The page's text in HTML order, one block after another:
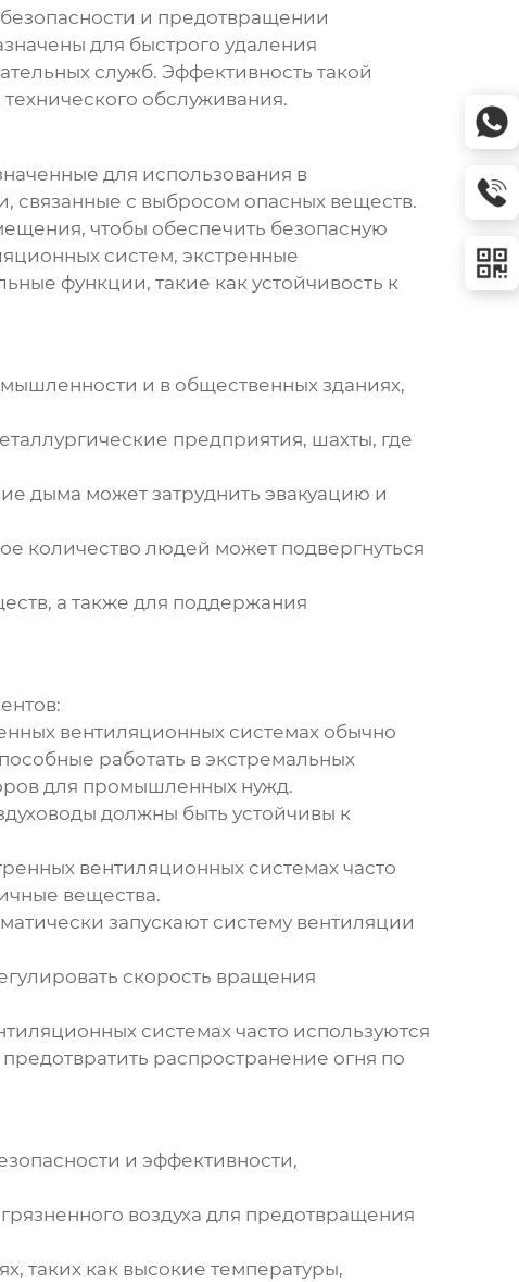
и предотвращении
для быстрого удаления
служб. Эффективность такой
обслуживания.
для использования в
связанные с выбросом опасных веществ.
чтобы обеспечить безопасную
систем, экстренные
функции, такие как устойчивость к
и в общественных зданиях,
предприятия, шахты, где
дыма может затруднить эвакуацию и
количество людей может подвергнуться
а также для поддержания
вентиляционных системахобычно
работать в экстремальных
для промышленных нужд.
должны быть устойчивы к
вентиляционных системахчасто
вещества.
запускают систему вентиляции
скорость вращения
системахчасто используются
распространение огня по
и эффективности,
воздуха для предотвращения
таких как высокие температуры,